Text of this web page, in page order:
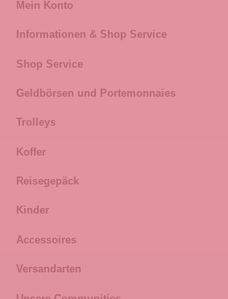
Mein Konto
Informationen & Shop Service
Shop Service
Geldbörsen und Portemonnaies
Trolleys
Koffer
Reisegepäck
Kinder
Accessoires
Versandarten